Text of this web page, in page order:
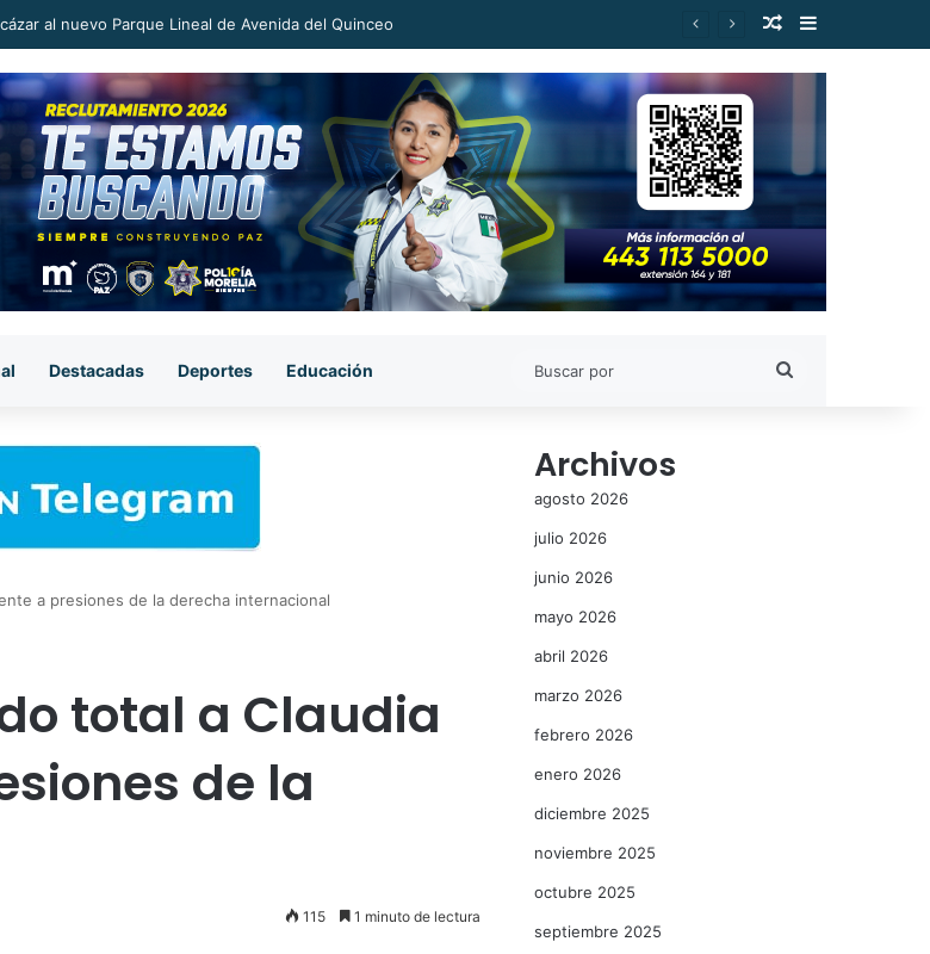
por homicidio del ex alcalde Carlos Manzo Publicación al
Barra lateral
Destacadas Deportes Educación
a presiones de la derecha internacional
total a Claudia
de la
115 1 minuto de lectura
Archivos
agosto 2026
julio 2026
junio 2026
mayo 2026
abril 2026
marzo 2026
febrero 2026
enero 2026
diciembre 2025
noviembre 2025
octubre 2025
septiembre 2025